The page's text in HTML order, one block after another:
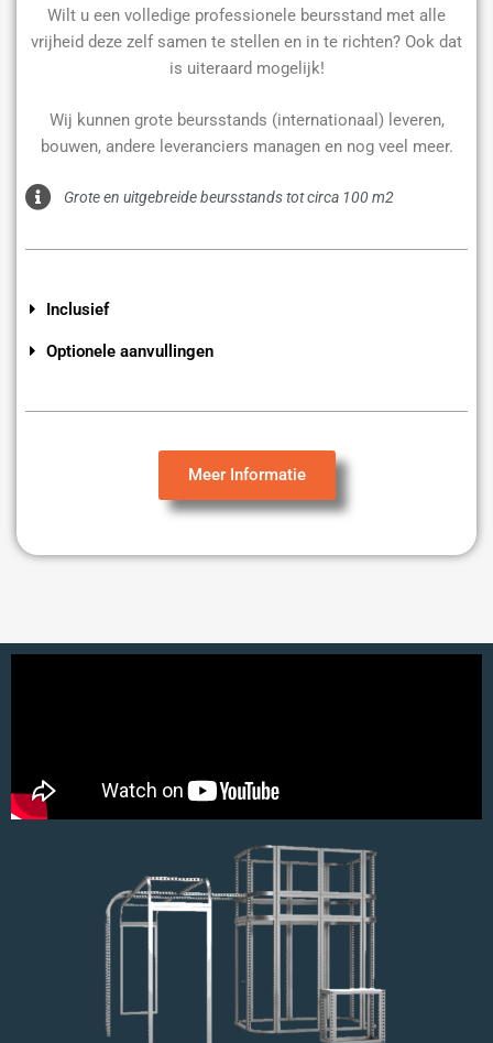
Wilt u een volledige professionele beursstand met alle
vrijheid deze zelf samen te stellen en in te richten? Ook dat
is uiteraard mogelijk!
Wij kunnen grote beursstands (internationaal) leveren,
bouwen, andere leveranciers managen en nog veel meer.
Grote en uitgebreide beursstands tot circa 100 m2
Inclusief
Optionele aanvullingen
Meer Informatie